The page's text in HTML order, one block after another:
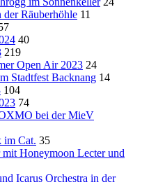
der Räuberhöhle 11
40
219
Open Air 2023 24
Stadtfest Backnang 14
104
74
bei der MieV
im Cat. 35
Honeymoon Lecter und
Icarus Orchestra in der